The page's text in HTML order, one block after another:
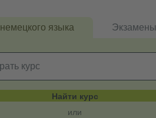
языка Экзамены
Найти курс
или